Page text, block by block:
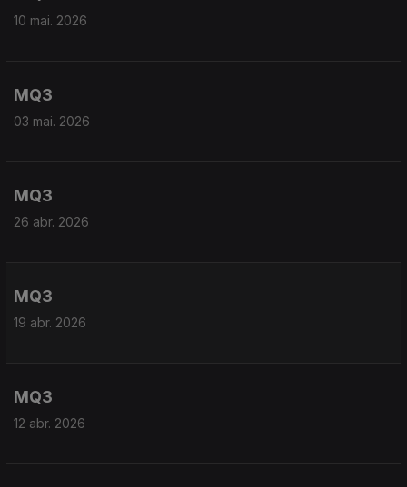
10 mai. 2026
MQ3
03 mai. 2026
MQ3
26 abr. 2026
MQ3
19 abr. 2026
MQ3
12 abr. 2026